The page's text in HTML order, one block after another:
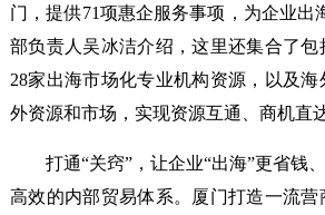
门，提供71项惠企服务事项，为企业
部负责人吴冰洁介绍，这里还集合了
28家出海市场化专业机构资源，以及
外资源和市场，实现资源互通、商机直达
打通“关窍”，让企业“出海”更省钱
高效的内部贸易体系。厦门打造一流